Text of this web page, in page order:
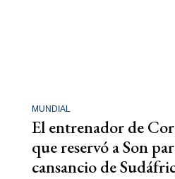
MUNDIAL
El entrenador de
que reservó a Son
cansancio de